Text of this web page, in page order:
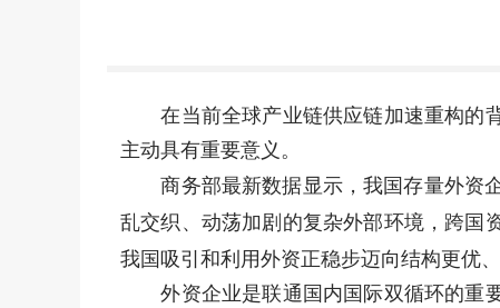
在当前全球产业链供应链加速重构的
主动具有重要意义。
商务部最新数据显示，我国存量外资企
乱交织、动荡加剧的复杂外部环境，跨国
我国吸引和利用外资正稳步迈向结构更优
外资企业是联通国内国际双循环的重要